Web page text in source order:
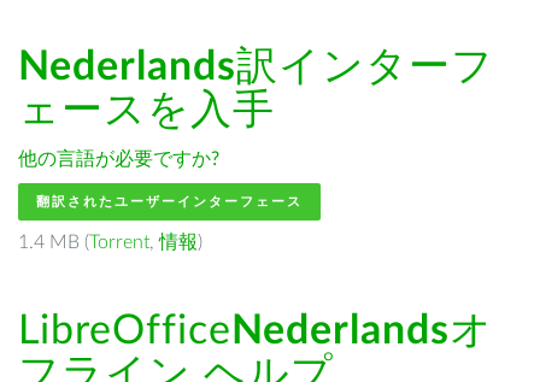
Nederlands訳インターフ
ェースを入手
他の言語が必要ですか?
翻訳されたユーザーインターフェース
1.4 MB (Torrent,情報)
LibreOffice Nederlandsオ